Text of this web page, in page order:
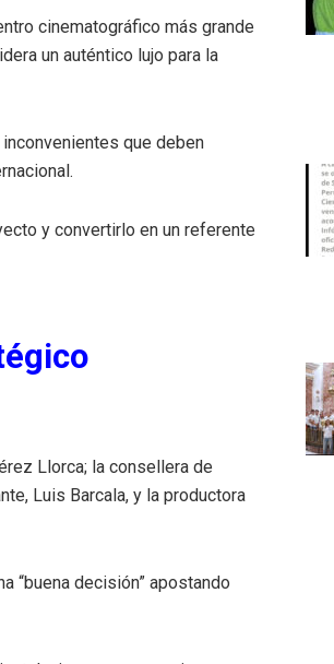
cinematográfico más grande
un auténtico lujo para la
que deben
y convertirlo en un referente
Llorca; la consellera de
Luis Barcala, y la productora
“buena decisión” apostando